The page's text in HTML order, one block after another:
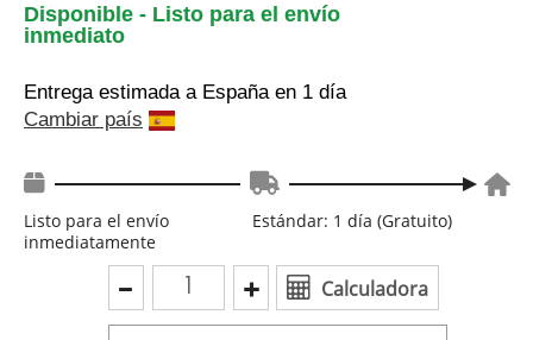
Disponible - Listo para el envío
inmediato
Entrega estimada a España en 1 día
Cambiar país
Listo para el envío
inmediatamente
Estándar: 1 día (Gratuito)
Calculadora